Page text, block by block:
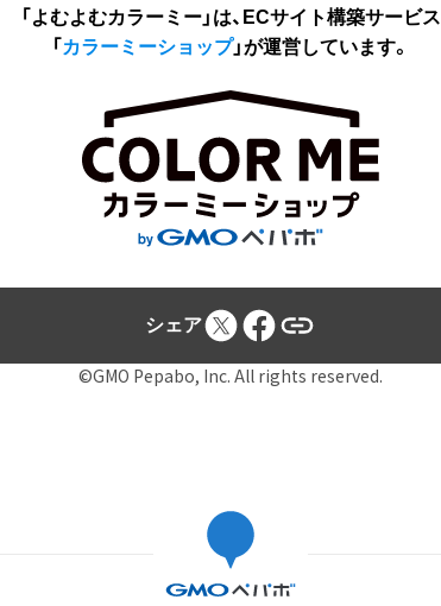
「よむよむカラーミー」は、ECサイト構築サービス
「 カラーミーショップ」が運営しています。
シェア
©GMO Pepabo, Inc. All rights reserved.